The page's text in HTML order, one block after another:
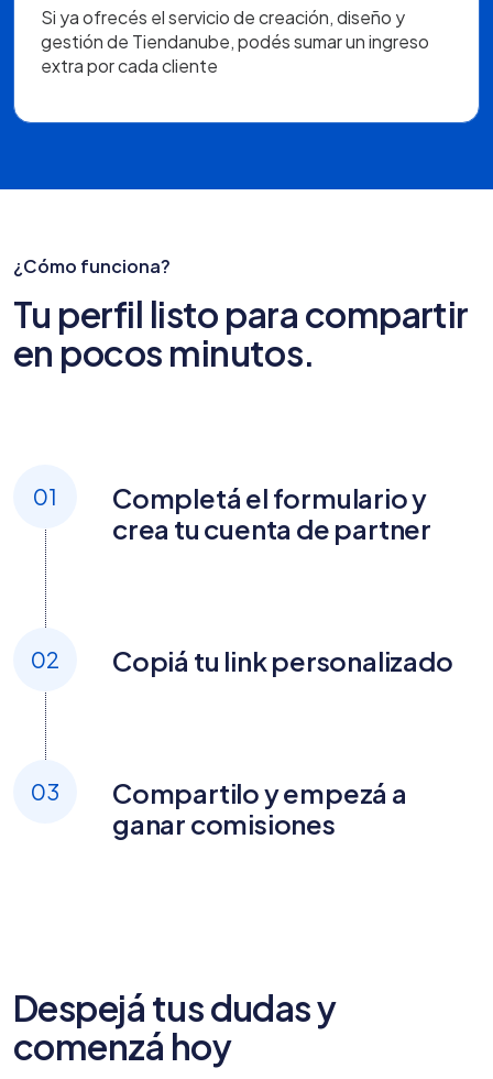
Si ya ofrecés el servicio de creación, diseño y
gestión de Tiendanube, podés sumar un ingreso
extra por cada cliente
¿Cómo funciona?
Tu perfil listo para compartir
en pocos minutos.
01
Completá el formulario y
crea tu cuenta de partner
02 Copiá tu link personalizado
03
Compartilo y empezá a
ganar comisiones
Despejá tus dudas y
comenzá hoy